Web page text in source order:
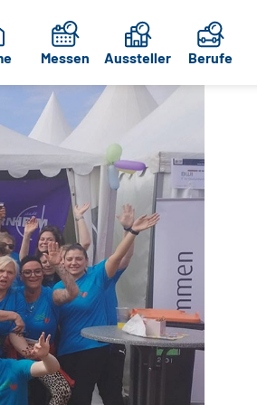
Messen Aussteller Berufe